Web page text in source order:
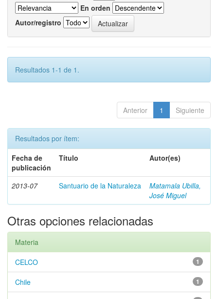
En orden
Autor/registro
Resultados 1-1 de 1.
Anterior 1 Siguiente
Resultados por ítem:
Fecha de
publicación
Título Autor(es)
2013-07 Santuario de la Naturaleza
Matamala Ubilla,
José Miguel
Otras opciones relacionadas
Materia
1
CELCO
1
Chile